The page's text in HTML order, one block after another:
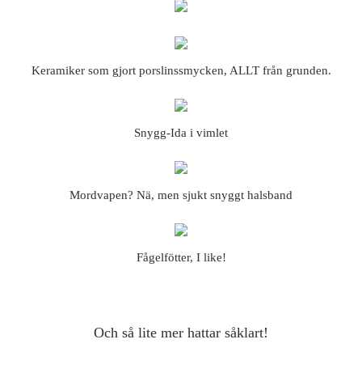
Keramiker som gjort porslinssmycken, ALLT från grunden.
Snygg-Ida i vimlet
Mordvapen? Nä, men sjukt snyggt halsband
Fågelfötter, I like!
Och så lite mer hattar såklart!